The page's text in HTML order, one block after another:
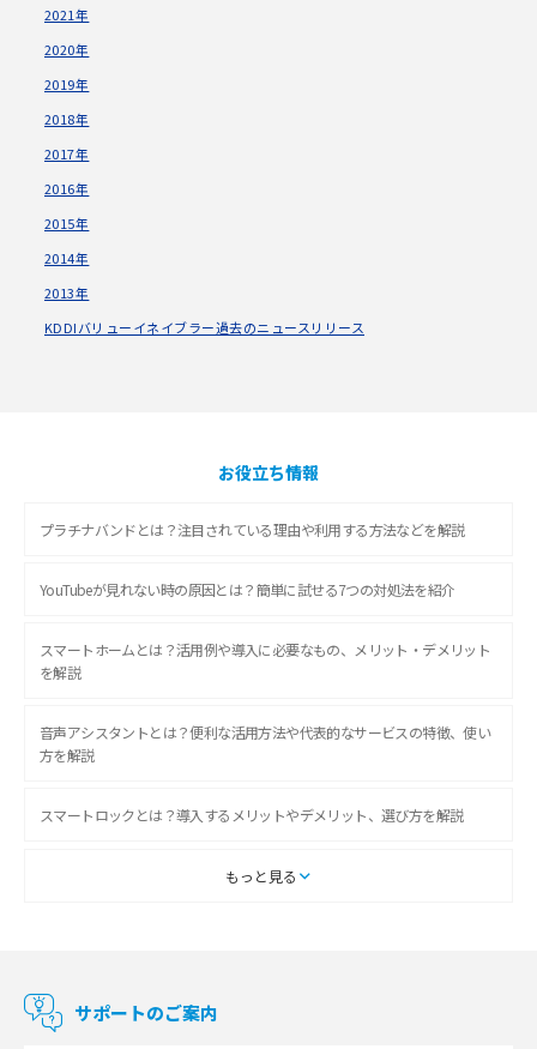
2021年
2020年
2019年
2018年
2017年
2016年
2015年
2014年
2013年
KDDIバリューイネイブラー過去のニュースリリース
お役立ち情報
プラチナバンドとは？注目されている理由や利用する方法などを解説
YouTubeが見れない時の原因とは？簡単に試せる7つの対処法を紹介
スマートホームとは？活用例や導入に必要なもの、メリット・デメリット
を解説
音声アシスタントとは？便利な活用方法や代表的なサービスの特徴、使い
方を解説
スマートロックとは？導入するメリットやデメリット、選び方を解説
スマートテレビとは？特徴や選び方、使い方をわかりやすく解説
マンションで使えるWi-Fiは？種類ごとの特徴や選び方を紹介
もっと見る
サポートのご案内